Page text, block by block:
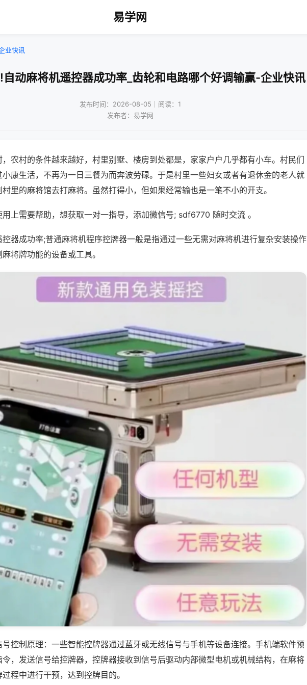
易学网
业快讯
动麻将机遥控器成功率_齿轮和电路哪个好调输赢-企业快讯
发布时间：2026-08-05｜阅读：1
发布者：易学网
农村的条件越来越好，村里别墅、楼房到处都是，家家户户几乎都有小车。村民们
小康生活，不再为一日三餐为而奔波劳碌。于是村里一些妇女或者有退休金的老人就
里的麻将馆去打麻将。虽然打得小，但如果经常输也是一笔不小的开支。
上需要帮助，想获取一对一指导，添加微信号; sdf6770 随时交流 。
控器成功率;普通麻将机程序控牌器一般是指通过一些无需对麻将机进行复杂安装操作
将牌功能的设备或工具。
号控制原理：一些智能控牌器通过蓝牙或无线信号与手机等设备连接。手机端软件预
，发送信号给控牌器，控牌器接收到信号后驱动内部微型电机或机械结构，在麻将
程中进行干预，达到控牌目的。